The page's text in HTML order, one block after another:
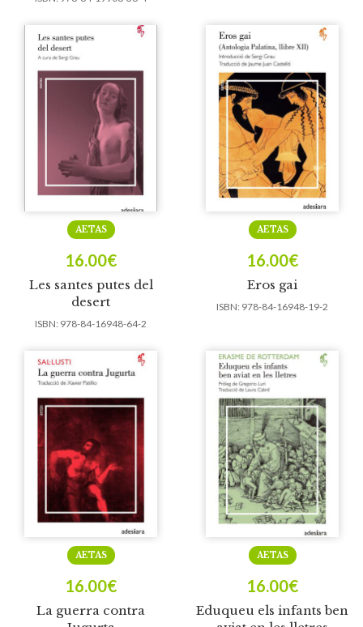
Les santes putes del
desert
AETAS
16.00€
ISBN: 978-84-16948-64-2
Eros gai
AETAS
16.00€
ISBN: 978-84-16948-19-2
La guerra contra
AETAS
16.00€
Eduqueu els infants ben
AETAS
16.00€